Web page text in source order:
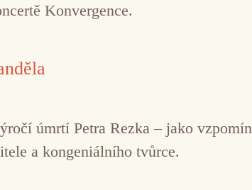
Konvergence.
úmrtí Petra Rezka – jako
a kongeniálního tvůrce.